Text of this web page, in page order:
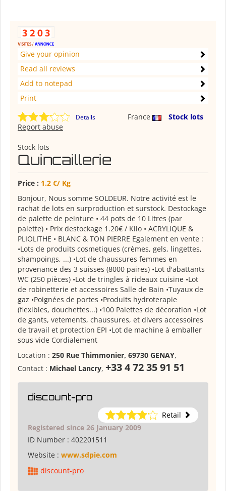
Give your opinion
Read all reviews
Add to notepad
Print
Details France
Stock lots
Report abuse
Stock lots
Quincaillerie
Price : 1.2 €/ Kg
Bonjour, Nous somme SOLDEUR. Notre activité est le
rachat de lots en surproduction et surstock. Destockage
de palette de peinture • 44 pots de 10 Litres (par
palette) • Prix destockage 1.20€ / Kilo • ACRYLIQUE &
PLIOLITHE • BLANC & TON PIERRE Egalement en vente :
•Lots de produits cosmetiques (crèmes, gels, lingettes,
shampoings, ...) •Lot de chaussures femmes en
provenance des 3 suisses (8000 paires) •Lot d'abattants
WC (250 pièces) •Lot de tringles à rideaux cuisine •Lot
de robinetterie et accessoires Salle de Bain •Tuyaux de
gaz •Poignées de portes •Produits hydroterapie
(flexibles, douchettes...) •100 Palettes de décoration •Lot
de gants, vetements, chaussures, et divers accessoires
de travail et protection EPI •Lot de machine à emballer
sous vide Cordialement
Location : 250 Rue Thimmonier, 69730 GENAY,
Contact : Michael Lancry, +33 4 72 35 91 51
discount-pro
Retail
Registered since 26 January 2009
ID Number : 402201511
Website : www.sdpie.com
discount-pro